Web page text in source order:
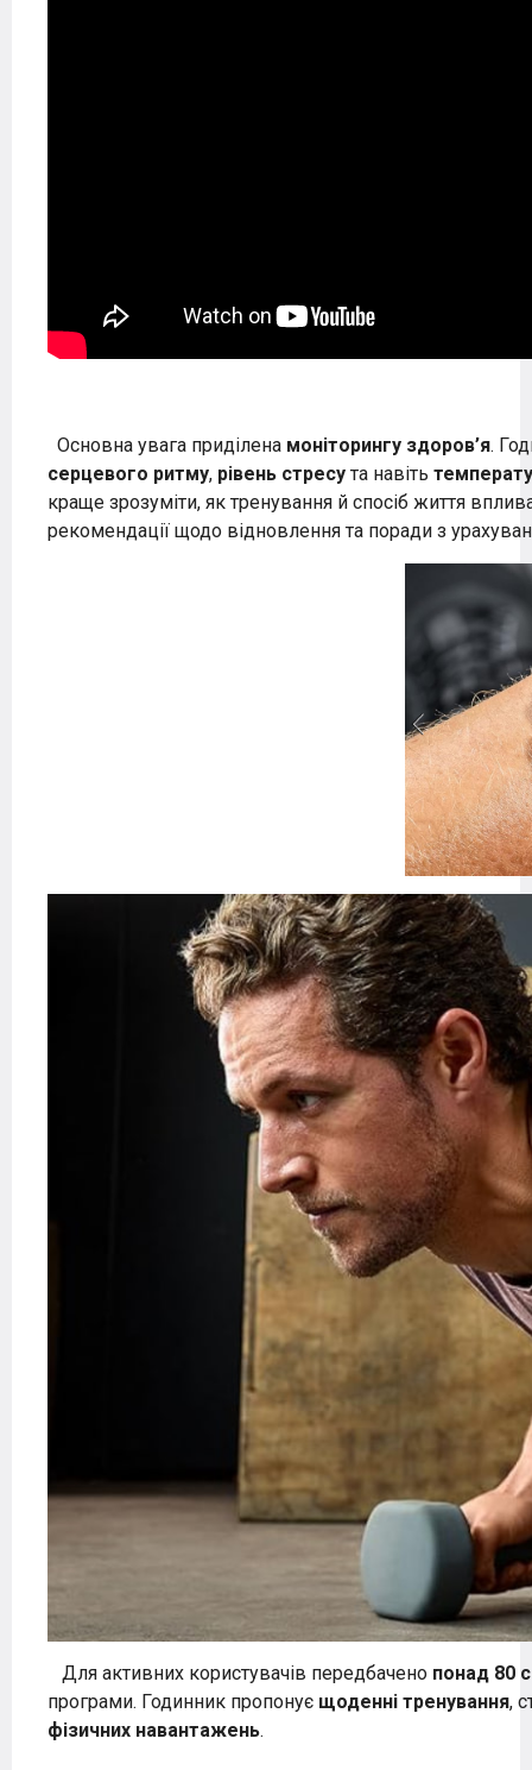
Основна увага приділена моніторингу здоров’я.
серцевого ритму, рівень стресу та навіть
краще зрозуміти, як тренування й спосіб життя
рекомендації щодо відновлення та поради з
Для активних користувачів передбачено понад 80
програми. Годинник пропонує щоденні тренування,
фізичних навантажень.